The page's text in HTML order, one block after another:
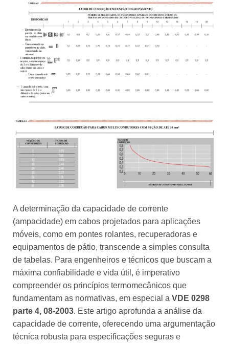
A determinação da capacidade de corrente
(ampacidade) em cabos projetados para aplicações
móveis, como em pontes rolantes, recuperadoras e
equipamentos de pátio, transcende a simples consulta
de tabelas. Para engenheiros e técnicos que buscam a
máxima confiabilidade e vida útil, é imperativo
compreender os princípios termomecânicos que
fundamentam as normativas, em especial a VDE 0298
parte 4, 08-2003. Este artigo aprofunda a análise da
capacidade de corrente, oferecendo uma argumentação
técnica robusta para especificações seguras e